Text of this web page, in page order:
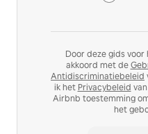
Door deze gids voor
akkoord met de
Antidiscriminatiebeleid
ik het Privacybeleid
Airbnb toestemming
het